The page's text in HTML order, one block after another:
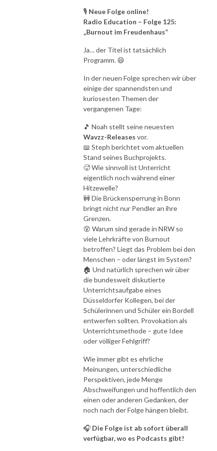
🎙️ Neue Folge online!
Radio Education – Folge 125:
„Burnout im Freudenhaus“
Ja… der Titel ist tatsächlich
Programm. 😄
In der neuen Folge sprechen wir über
einige der spannendsten und
kuriosesten Themen der
vergangenen Tage:
🎵 Noah stellt seine neuesten
Wavzz-Releases vor.
📖 Steph berichtet vom aktuellen
Stand seines Buchprojekts.
🥵 Wie sinnvoll ist Unterricht
eigentlich noch während einer
Hitzewelle?
🚧 Die Brückensperrung in Bonn
bringt nicht nur Pendler an ihre
Grenzen.
😵 Warum sind gerade in NRW so
viele Lehrkräfte von Burnout
betroffen? Liegt das Problem bei den
Menschen – oder längst im System?
🏠 Und natürlich sprechen wir über
die bundesweit diskutierte
Unterrichtsaufgabe eines
Düsseldorfer Kollegen, bei der
Schülerinnen und Schüler ein Bordell
entwerfen sollten. Provokation als
Unterrichtsmethode – gute Idee
oder völliger Fehlgriff?
Wie immer gibt es ehrliche
Meinungen, unterschiedliche
Perspektiven, jede Menge
Abschweifungen und hoffentlich den
einen oder anderen Gedanken, der
noch nach der Folge hängen bleibt.
🎧 Die Folge ist ab sofort überall
verfügbar, wo es Podcasts gibt!